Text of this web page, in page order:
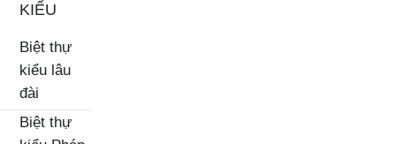
KIỂU
Biệt thự
kiểu lâu
đài
Biệt thự